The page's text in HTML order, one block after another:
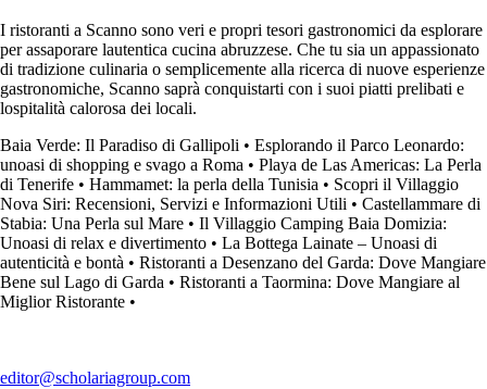
I ristoranti a Scanno sono veri e propri tesori gastronomici da esplorare
per assaporare lautentica cucina abruzzese. Che tu sia un appassionato
di tradizione culinaria o semplicemente alla ricerca di nuove esperienze
gastronomiche, Scanno saprà conquistarti con i suoi piatti prelibati e
lospitalità calorosa dei locali.
Baia Verde: Il Paradiso di Gallipoli • Esplorando il Parco Leonardo:
unoasi di shopping e svago a Roma • Playa de Las Americas: La Perla
di Tenerife • Hammamet: la perla della Tunisia • Scopri il Villaggio
Nova Siri: Recensioni, Servizi e Informazioni Utili • Castellammare di
Stabia: Una Perla sul Mare • Il Villaggio Camping Baia Domizia:
Unoasi di relax e divertimento • La Bottega Lainate – Unoasi di
autenticità e bontà • Ristoranti a Desenzano del Garda: Dove Mangiare
Bene sul Lago di Garda • Ristoranti a Taormina: Dove Mangiare al
Miglior Ristorante •
editor@scholariagroup.com